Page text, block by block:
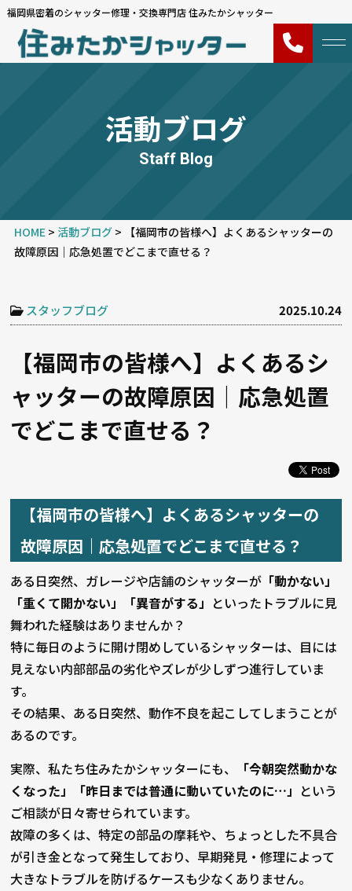
福岡県密着のシャッター修理・交換専門店 住みたかシャッター
活動ブログ
Staff Blog
HOME> 活動ブログ>
【福岡市の皆様へ】よくあるシャッターの
故障原因｜応急処置でどこまで直せる？
2025.10.24
スタッフブログ
【福岡市の皆様へ】よくあるシ
ャッターの故障原因｜応急処置
でどこまで直せる？
【福岡市の皆様へ】よくあるシャッターの
故障原因｜応急処置でどこまで直せる？
ある日突然、ガレージや店舗のシャッターが 「動かない」
「重くて開かない」「異音がする」 といったトラブルに見
舞われた経験はありませんか？
特に毎日のように開け閉めしているシャッターは、目には
見えない内部部品の劣化やズレが少しずつ進行していま
す。
その結果、ある日突然、動作不良を起こしてしまうことが
あるのです。
実際、私たち住みたかシャッターにも、
「今朝突然動かな
くなった」「昨日までは普通に動いていたのに…」 という
ご相談が日々寄せられています。
故障の多くは、特定の部品の摩耗や、ちょっとした不具合
が引き金となって発生しており、早期発見・修理によって
大きなトラブルを防げるケースも少なくありません。